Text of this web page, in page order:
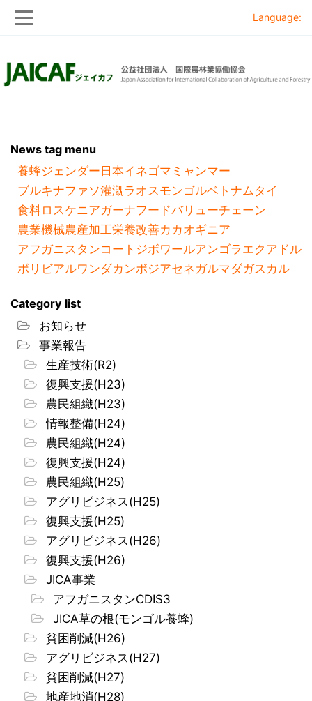
to
to
Language:
News tag menu
養蜂ジェンダー 日本イネゴマ ミャンマー
ブルキナファソ灌漑ラオスモンゴルベトナムタイ
食料ロスケニアガーナフードバリューチェーン
農業機械農産加工栄養改善カカオギニア
アフガニスタンコートジボワールアンゴラ エクアドル
ボリビアルワンダカンボジアセネガルマダガスカル
Category list
お知らせ
事業報告
生産技術(R2)
復興支援(H23)
農民組織(H23)
情報整備(H24)
農民組織(H24)
復興支援(H24)
農民組織(H25)
アグリビジネス(H25)
復興支援(H25)
アグリビジネス(H26)
復興支援(H26)
JICA事業
アフガニスタンCDIS3
JICA草の根(モンゴル養蜂)
貧困削減(H26)
アグリビジネス(H27)
貧困削減(H27)
地産地消(H28)